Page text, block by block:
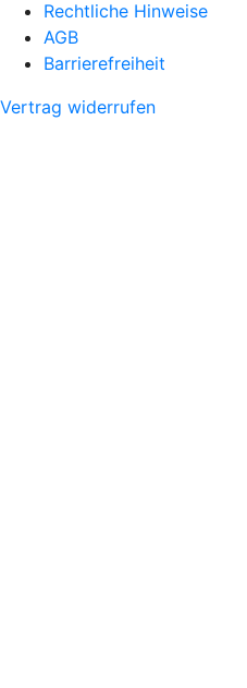
Rechtliche Hinweise
AGB
Barrierefreiheit
Vertrag widerrufen